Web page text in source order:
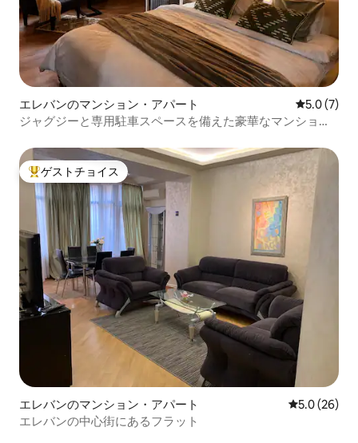
エレバンのマンション・アパート レビュー7
5.0 (7)
ジャグジーと専用駐車スペースを備えた豪華なマンショ
大好評のゲストチョイスです。
ゲストチョイス
エレバンのマンション・アパート レビュー26
5.0 (26)
エレバンの中心街にあるフラット